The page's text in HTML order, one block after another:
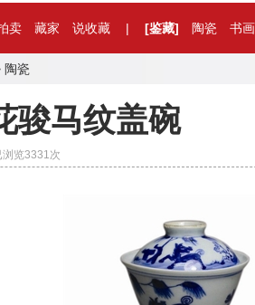
卖 藏家 说收藏 | [鉴藏] 陶瓷 书画
陶瓷
骏马纹盖碗
览3331次